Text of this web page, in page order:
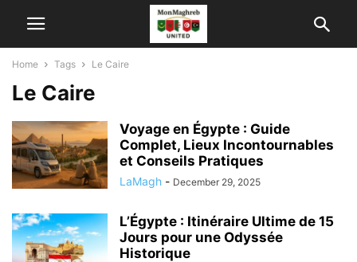
Home Tags Le Caire
Le Caire
Voyage en Égypte : Guide
Complet, Lieux Incontournables
et Conseils Pratiques
LaMagh - December 29, 2025
L’Égypte : Itinéraire Ultime de 15
Jours pour une Odyssée
Historique